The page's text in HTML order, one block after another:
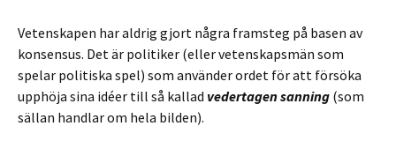
Vetenskapen har aldrig gjort några framsteg på basen av
konsensus. Det är politiker (eller vetenskapsmän som
spelar politiska spel) som använder ordet för att försöka
upphöja sina idéer till så kallad vedertagen sanning (som
sällan handlar om hela bilden).